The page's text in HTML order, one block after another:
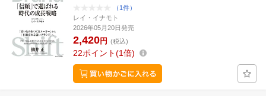
（1件）
レイ・イナモト
2026年05月20日発売
2,420円 (税込)
22ポイント 1倍